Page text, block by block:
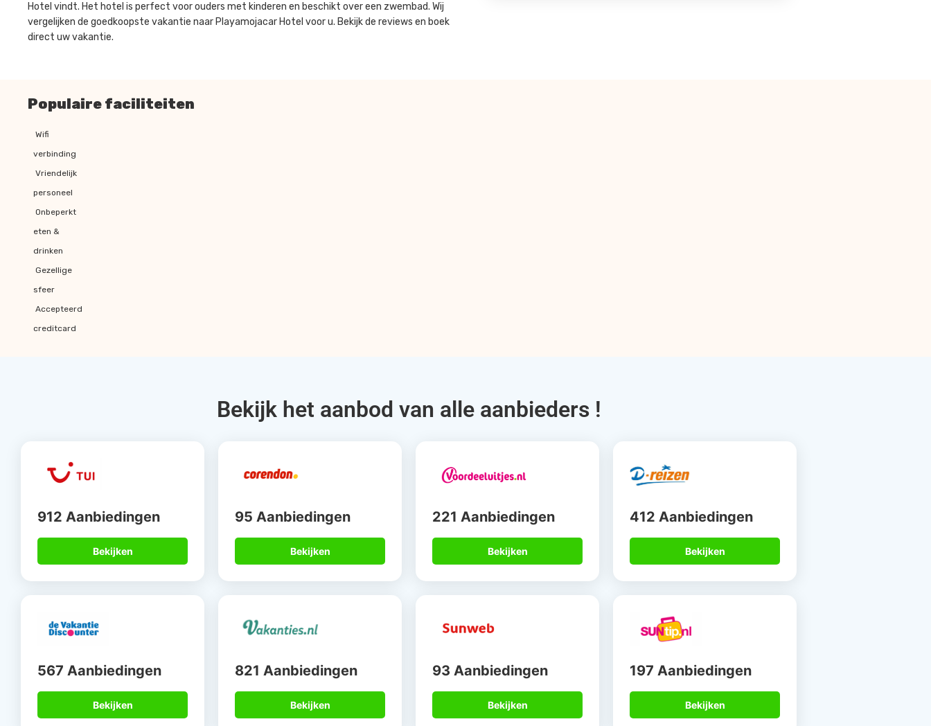
Hotel vindt. Het hotel is perfect voor ouders met kinderen en beschikt over een zwembad. Wij
vergelijken de goedkoopste vakantie naar Playamojacar Hotel voor u. Bekijk de reviews en boek
direct uw vakantie.
Populaire faciliteiten
Wifi
verbinding
Vriendelijk
personeel
Onbeperkt
eten &
drinken
Gezellige
sfeer
Accepteerd
creditcard
Bekijk het aanbod van alle aanbieders !
912 Aanbiedingen
Bekijken
95 Aanbiedingen
Bekijken
221 Aanbiedingen
Bekijken
412 Aanbiedingen
Bekijken
567 Aanbiedingen
Bekijken
821 Aanbiedingen
Bekijken
93 Aanbiedingen
Bekijken
197 Aanbiedingen
Bekijken